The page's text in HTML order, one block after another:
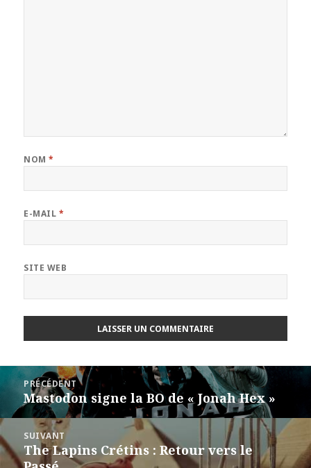
NOM*
E-MAIL *
SITE WEB
Navigation
l’article
PRÉCÉDENT
Article
précédent :
Mastodon signe la BO de « Jonah Hex »
SUIVANT
Article
The Lapins Crétins : Retour vers le